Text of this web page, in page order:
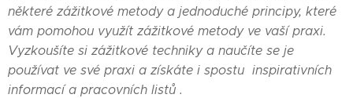
některé zážitkové metody a jednoduché principy, které
vám pomohou využít zážitkové metody ve vaší praxi.
Vyzkoušíte si zážitkové techniky a naučíte se je
používat ve své praxi a získáte i spostu inspirativních
informací a pracovních listů .